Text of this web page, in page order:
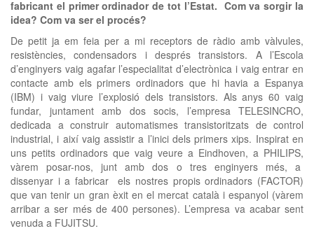
fabricant el primer ordinador de tot l’Estat. Com va sorgir la
idea? Com va ser el procés?
De petit ja em feia per a mi receptors de ràdio amb vàlvules,
resistències, condensadors i després transistors. A l’Escola
d’enginyers vaig agafar l’especialitat d’electrònica i vaig entrar en
contacte amb els primers ordinadors que hi havia a Espanya
(IBM) i vaig viure l’explosió dels transistors. Als anys 60 vaig
fundar, juntament amb dos socis, l’empresa TELESINCRO,
dedicada a construir automatismes transistoritzats de control
industrial, i així vaig assistir a l’inici dels primers xips. Inspirat en
uns petits ordinadors que vaig veure a Eindhoven, a PHILIPS,
vàrem posar-nos, junt amb dos o tres enginyers més, a
dissenyar i a fabricar els nostres propis ordinadors (FACTOR)
que van tenir un gran èxit en el mercat català i espanyol (vàrem
arribar a ser més de 400 persones). L’empresa va acabar sent
venuda a FUJITSU.